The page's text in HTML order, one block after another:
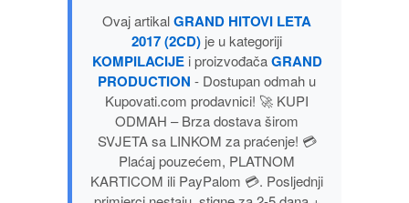
POEZIJA
POPULARNA PSIHOLOGIJA
PRIČE
PUBLICISTIKA
Ovaj artikalGRAND HITOVI LETA
2017 (2CD) je u kategoriji
KOMPILACIJEi proizvođačaGRAND
PRODUCTION - Dostupan odmah u
Kupovati.com prodavnici! 🚀 KUPI
ODMAH – Brza dostava širom
SVJETA sa LINKOM za praćenje! 💳
Plaćaj pouzećem, PLATNOM
KARTICOM ili PayPalom 💳. Posljednji